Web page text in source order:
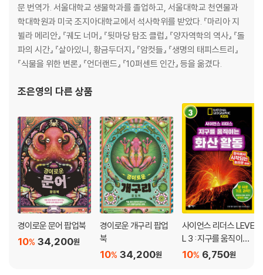
문 번역가. 서울대학교 생물학과를 졸업하고, 서울대학교 천연물과
학대학원과 미국 조지아대학교에서 석사학위를 받았다. 『마리아 지
뷜라 메리안』 『궤도 너머』 『뒷마당 탐조 클럽』 『양자역학의 역사』 『돌
파의 시간』 『살아있니, 황금두더지』 『암컷들』 『생명의 태피스트리』
『식물을 위한 변론』 『언더랜드』 『10퍼센트 인간』 등을 옮겼다.
조은영의 다른 상품
경이로운 문어 팝업북
34,200원
10%
경이로운 개구리 팝업
북
34,200원
10%
사이언스 리더스 LEVE
L 3 : 지구를 움직이는
화산 활동6,750원
10%